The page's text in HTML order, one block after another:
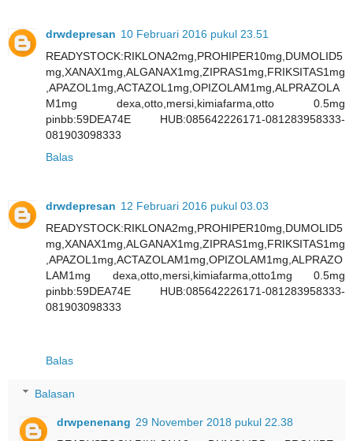
drwdepresan 10 Februari 2016 pukul 23.51
READYSTOCK:RIKLONA2mg,PROHIPER10mg,DUMOLID5
mg,XANAX1mg,ALGANAX1mg,ZIPRAS1mg,FRIKSITAS1mg
,APAZOL1mg,ACTAZOL1mg,OPIZOLAM1mg,ALPRAZOLA
M1mg dexa,otto,mersi,kimiafarma,otto 0.5mg
pinbb:59DEA74E HUB:085642226171-081283958333-
081903098333
Balas
drwdepresan 12 Februari 2016 pukul 03.03
READYSTOCK:RIKLONA2mg,PROHIPER10mg,DUMOLID5
mg,XANAX1mg,ALGANAX1mg,ZIPRAS1mg,FRIKSITAS1mg
,APAZOL1mg,ACTAZOLAM1mg,OPIZOLAM1mg,ALPRAZO
LAM1mg dexa,otto,mersi,kimiafarma,otto1mg 0.5mg
pinbb:59DEA74E HUB:085642226171-081283958333-
081903098333
Balas
Balasan
drwpenenang 29 November 2018 pukul 22.38